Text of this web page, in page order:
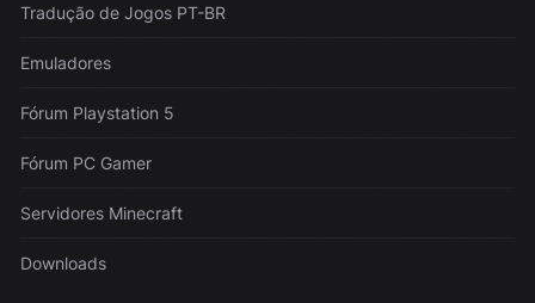
Tradução de Jogos PT-BR
Emuladores
Fórum Playstation 5
Fórum PC Gamer
Servidores Minecraft
Downloads